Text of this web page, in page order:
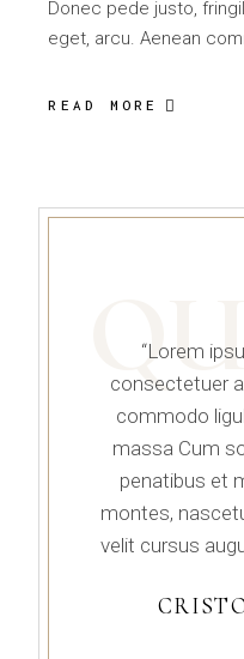
Donec pede justo,
eget, arcu. Aenean
READ MORE
“Lorem
consectetuer
commodo
massa Cum
penatibus et
montes,
velit cursus